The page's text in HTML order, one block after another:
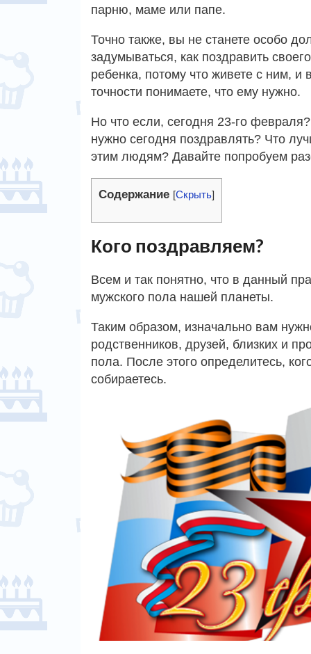
парню, маме или папе.
Точно также, вы не станете особо
задумываться, как поздравить своего
ребенка, потому что живете с ним, и
точности понимаете, что ему нужно.
Но что если, сегодня 23-го
нужно сегодня поздравлять? Что
этим людям? Давайте попробуем
Содержание [Скрыть]
Кого поздравляем?
Всем и так понятно, что в данный
мужского пола нашей планеты.
Таким образом, изначально вам
родственников, друзей, близких и
пола. После этого определитесь,
собираетесь.